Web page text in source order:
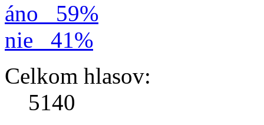
áno
59%
nie
41%
Celkom hlasov:
5140